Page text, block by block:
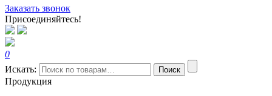
Заказать звонок
Присоединяйтесь!
0
Искать:
Поиск
Продукция